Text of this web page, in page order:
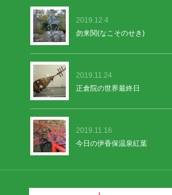
2019.12.4
勿来関(なこそのせき)
2019.11.24
正倉院の世界最終日
2019.11.16
今日の伊香保温泉紅葉